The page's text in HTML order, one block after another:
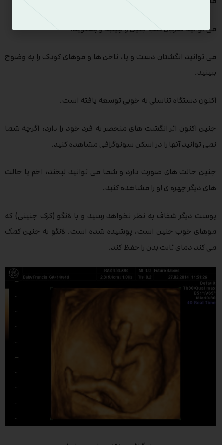
می توانید ضربان قلب جنین را ببینید و بشنوید.
می توانید انگشتان دست و پا، ناخن ها و موهای کودک را به وضوح
ببینید.
اکنون دستگاه تناسلی به خوبی توسعه یافته است.
جنین اکنون اثر انگشت های منحصر به فرد خود را دارد، اگرچه شما
نمی توانید آنها را در اسکن سونوگرافی مشاهده کنید.
جنین حالت های صورت دارد و شما می توانید لبخند، اخم یا حالت
های دیگر چهره ی او را مشاهده کنید.
پوست دیگر شفاف به نظر نخواهد رسید و با لانگو (کرک جنینی) که
موهای خوب جنین است، پوشیده شده است. لانگو به جنین کمک
می کند دمای ثابت بدن را حفظ کند.